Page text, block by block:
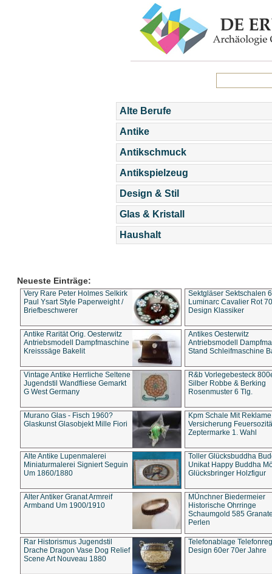
Alte Berufe
Antike
Antikschmuck
Antikspielzeug
Design & Stil
Glas & Kristall
Haushalt
Neueste Einträge:
Very Rare Peter Holmes Selkirk
Paul Ysart Style Paperweight /
Briefbeschwerer
Sektgläser Sektschalen
Luminarc Cavalier Rot
Design Klassiker
Antike Rarität Orig. Oesterwitz
Antriebsmodell Dampfmaschine
Kreisssäge Bakelit
Antikes Oesterwitz
Antriebsmodell
Stand Schleifmaschine
Vintage Antike Herrliche Seltene
Jugendstil Wandfliese Gemarkt
G West Germany
R&b Vorlegebesteck
Silber Robbe & Berking
Rosenmuster 6 Tlg.
Murano Glas - Fisch 1960?
Glaskunst Glasobjekt Mille Fiori
Kpm Schale Mit Reklame
Versicherung
Zeptermarke 1. Wahl
Alte Antike Lupenmalerei
Miniaturmalerei Signiert Seguin
Um 1860/1880
Toller Glücksbuddha
Unikat Happy Buddha
Glücksbringer Holzfigur
Alter Antiker Granat Armreif
Armband Um 1900/1910
MÜnchner Biedermeier
Historische Ohrringe
Schaumgold 585
Perlen
Rar Historismus Jugendstil
Drache Dragon Vase Dog Relief
Scene Art Nouveau 1880
Telefonablage
Design 60er 70er Jahre